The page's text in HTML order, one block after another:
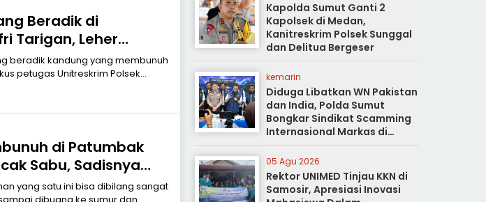
Beradik di
Tarigan, Leher
& Dibuang ke
beradik kandung yang membunuh
petugas Unitreskrim Polsek
di Patumbak
Sabu, Sadisnya
ke Sumur
yang satu ini bisa dibilang sangat
Kapolda Sumut Ganti 2
Kapolsek di Medan,
Kanitreskrim Polsek Sunggal
dan Delitua Bergeser
kemarin
Diduga Libatkan WN Pakistan
dan India, Polda Sumut
Bongkar Sindikat Scamming
Internasional Markas di
Apartemen Podomoro
05 Agu 2026
Rektor UNIMED Tinjau KKN di
Samosir, Apresiasi Inovasi